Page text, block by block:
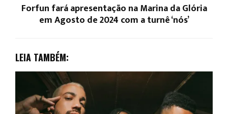
Forfun fará apresentação na Marina da Glória
em Agosto de 2024 com a turnê ‘nós’
LEIA TAMBÉM: